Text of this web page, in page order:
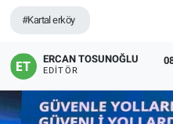
#Kartal erköy
ERCAN TOSUNOĞLU
EDITÖR